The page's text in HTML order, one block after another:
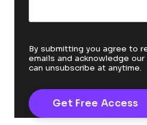
By submitting you agree to
emails and acknowledge our
can unsubscribe at anytime.